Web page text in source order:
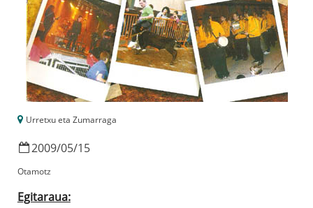
Urretxu eta Zumarraga
2009/05/15
Otamotz
Egitaraua: